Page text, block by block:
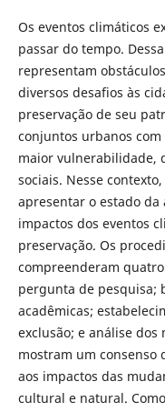
Os eventos climáticos
passar do tempo.
representam
diversos desafios às
preservação de seu
conjuntos urbanos
maior vulnerabilidade,
sociais. Nesse
apresentar o estado da
impactos dos eventos
preservação. Os
compreenderam
pergunta de pesquisa;
acadêmicas;
exclusão; e análise
mostram um consenso
aos impactos das
cultural e natural.